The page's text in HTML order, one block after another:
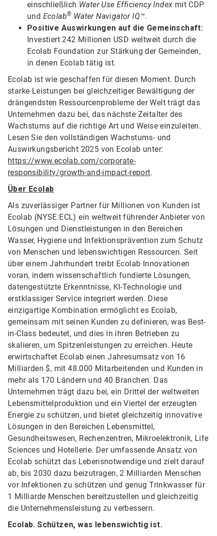
einschließlich Water Use Efficiency Index mit CDP
und Ecolab® Water Navigator IQ™.
Positive Auswirkungen auf die Gemeinschaft:
Investiert 242 Millionen USD weltweit durch die
Ecolab Foundation zur Stärkung der Gemeinden,
in denen Ecolab tätig ist.
Ecolab ist wie geschaffen für diesen Moment. Durch
starke Leistungen bei gleichzeitiger Bewältigung der
drängendsten Ressourcenprobleme der Welt trägt das
Unternehmen dazu bei, das nächste Zeitalter des
Wachstums auf die richtige Art und Weise einzuleiten.
Lesen Sie den vollständigen Wachstums- und
Auswirkungsbericht 2025 von Ecolab unter:
https://www.ecolab.com/corporate-
responsibility/growth-and-impact-report.
Über Ecolab
Als zuverlässiger Partner für Millionen von Kunden ist
Ecolab (NYSE:ECL) ein weltweit führender Anbieter von
Lösungen und Dienstleistungen in den Bereichen
Wasser, Hygiene und Infektionsprävention zum Schutz
von Menschen und lebenswichtigen Ressourcen. Seit
über einem Jahrhundert treibt Ecolab Innovationen
voran, indem wissenschaftlich fundierte Lösungen,
datengestützte Erkenntnisse, KI-Technologie und
erstklassiger Service integriert werden. Diese
einzigartige Kombination ermöglicht es Ecolab,
gemeinsam mit seinen Kunden zu definieren, was Best-
in-Class bedeutet, und dies in ihren Betrieben zu
skalieren, um Spitzenleistungen zu erreichen. Heute
erwirtschaftet Ecolab einen Jahresumsatz von 16
Milliarden $, mit 48.000 Mitarbeitenden und Kunden in
mehr als 170 Ländern und 40 Branchen. Das
Unternehmen trägt dazu bei, ein Drittel der weltweiten
Lebensmittelproduktion und ein Viertel der erzeugten
Energie zu schützen, und bietet gleichzeitig innovative
Lösungen in den Bereichen Lebensmittel,
Gesundheitswesen, Rechenzentren, Mikroelektronik, Life
Sciences und Hotellerie. Der umfassende Ansatz von
Ecolab schützt das Lebensnotwendige und zielt darauf
ab, bis 2030 dazu beizutragen, 2 Milliarden Menschen
vor Infektionen zu schützen und genug Trinkwasser für
1 Milliarde Menschen bereitzustellen und gleichzeitig
die Unternehmensleistung zu verbessern.
Ecolab. Schützen, was lebenswichtig ist.